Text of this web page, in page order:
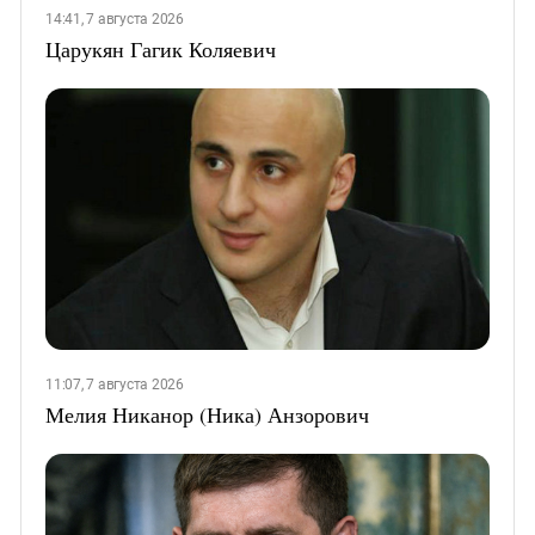
14:41, 7 августа 2026
Царукян Гагик Коляевич
11:07, 7 августа 2026
Мелия Никанор (Ника) Анзорович